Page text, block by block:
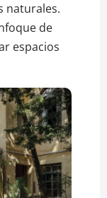
naturales.
de
espacios